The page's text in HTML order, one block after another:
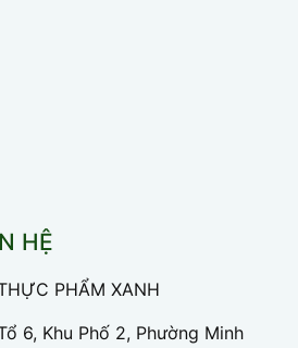
HỆ
PHẨM XANH
6, Khu Phố 2, Phường Minh